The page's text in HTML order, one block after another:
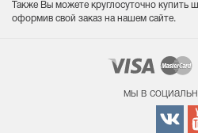
Также Вы можете круглосуточно купить
оформив свой заказ на нашем сайте.
мы в